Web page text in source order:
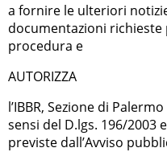
a fornire le ulteriori
documentazioni
procedura e
AUTORIZZA
l’IBBR, Sezione di
sensi del D.lgs. 196/2003
previste dall’Avviso